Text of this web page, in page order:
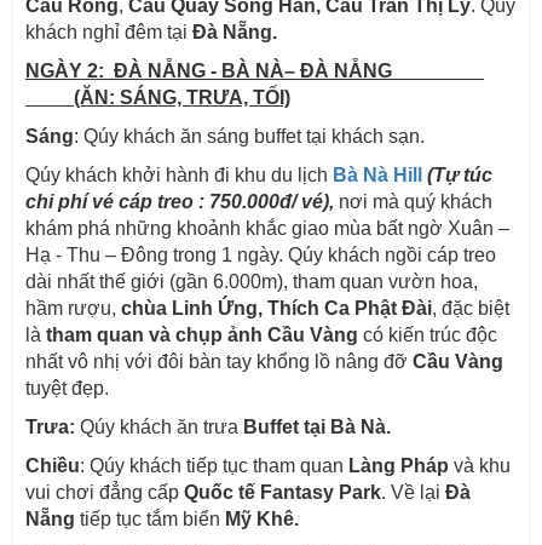
Cầu Rồng, Cầu Quay Sông Hàn, Cầu Trần Thị Lý. Qúy
khách nghỉ đêm tại Đà Nẵng.
NGÀY 2: ĐÀ NẴNG - BÀ NÀ– ĐÀ NẴNG
(ĂN: SÁNG, TRƯA, TỐI)
Sáng: Qúy khách ăn sáng buffet tại khách sạn.
Qúy khách khởi hành đi khu du lịch Bà Nà Hill
(Tự túc
chi phí vé cáp treo : 750.000đ/ vé), nơi mà quý khách
khám phá những khoảnh khắc giao mùa bất ngờ Xuân –
Hạ - Thu – Đông trong 1 ngày. Qúy khách ngồi cáp treo
dài nhất thế giới (gần 6.000m), tham quan vườn hoa,
hầm rượu, chùa Linh Ứng, Thích Ca Phật Đài, đặc biệt
là tham quan và chụp ảnh Cầu Vàng có kiến trúc độc
nhất vô nhị với đôi bàn tay khổng lồ nâng đỡ Cầu Vàng
tuyệt đẹp.
Trưa: Qúy khách ăn trưa Buffet tại Bà Nà.
Chiều: Qúy khách tiếp tục tham quan Làng Pháp và khu
vui chơi đẳng cấp Quốc tế Fantasy Park. Về lại Đà
Nẵng tiếp tục tắm biển Mỹ Khê.